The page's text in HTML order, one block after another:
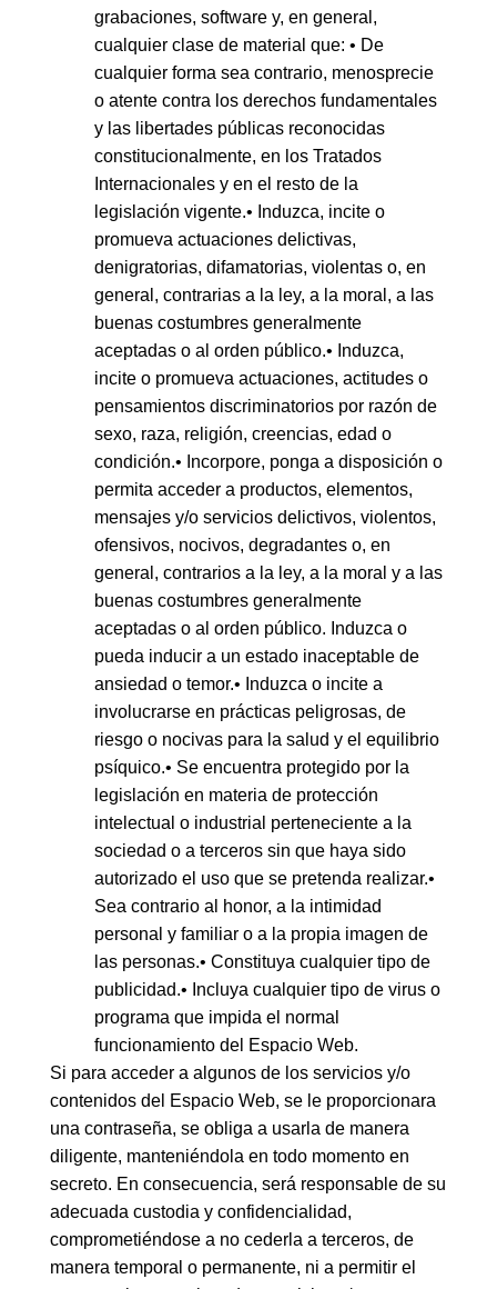
grabaciones, software y, en general,
cualquier clase de material que: • De
cualquier forma sea contrario, menosprecie
o atente contra los derechos fundamentales
y las libertades públicas reconocidas
constitucionalmente, en los Tratados
Internacionales y en el resto de la
legislación vigente.• Induzca, incite o
promueva actuaciones delictivas,
denigratorias, difamatorias, violentas o, en
general, contrarias a la ley, a la moral, a las
buenas costumbres generalmente
aceptadas o al orden público.• Induzca,
incite o promueva actuaciones, actitudes o
pensamientos discriminatorios por razón de
sexo, raza, religión, creencias, edad o
condición.• Incorpore, ponga a disposición o
permita acceder a productos, elementos,
mensajes y/o servicios delictivos, violentos,
ofensivos, nocivos, degradantes o, en
general, contrarios a la ley, a la moral y a las
buenas costumbres generalmente
aceptadas o al orden público. Induzca o
pueda inducir a un estado inaceptable de
ansiedad o temor.• Induzca o incite a
involucrarse en prácticas peligrosas, de
riesgo o nocivas para la salud y el equilibrio
psíquico.• Se encuentra protegido por la
legislación en materia de protección
intelectual o industrial perteneciente a la
sociedad o a terceros sin que haya sido
autorizado el uso que se pretenda realizar.•
Sea contrario al honor, a la intimidad
personal y familiar o a la propia imagen de
las personas.• Constituya cualquier tipo de
publicidad.• Incluya cualquier tipo de virus o
programa que impida el normal
funcionamiento del Espacio Web.
Si para acceder a algunos de los servicios y/o
contenidos del Espacio Web, se le proporcionara
una contraseña, se obliga a usarla de manera
diligente, manteniéndola en todo momento en
secreto. En consecuencia, será responsable de su
adecuada custodia y confidencialidad,
comprometiéndose a no cederla a terceros, de
manera temporal o permanente, ni a permitir el